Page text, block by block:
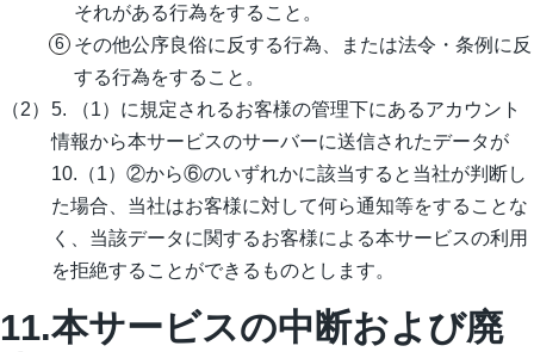
それがある行為をすること。
その他公序良俗に反する行為、または法令・条例に反
する行為をすること。
5. （1）に規定されるお客様の管理下にあるアカウント
情報から本サービスのサーバーに送信されたデータが
10.（1）②から⑥のいずれかに該当すると当社が判断し
た場合、当社はお客様に対して何ら通知等をすることな
く、当該データに関するお客様による本サービスの利用
を拒絶することができるものとします。
11.本サービスの中断および廃